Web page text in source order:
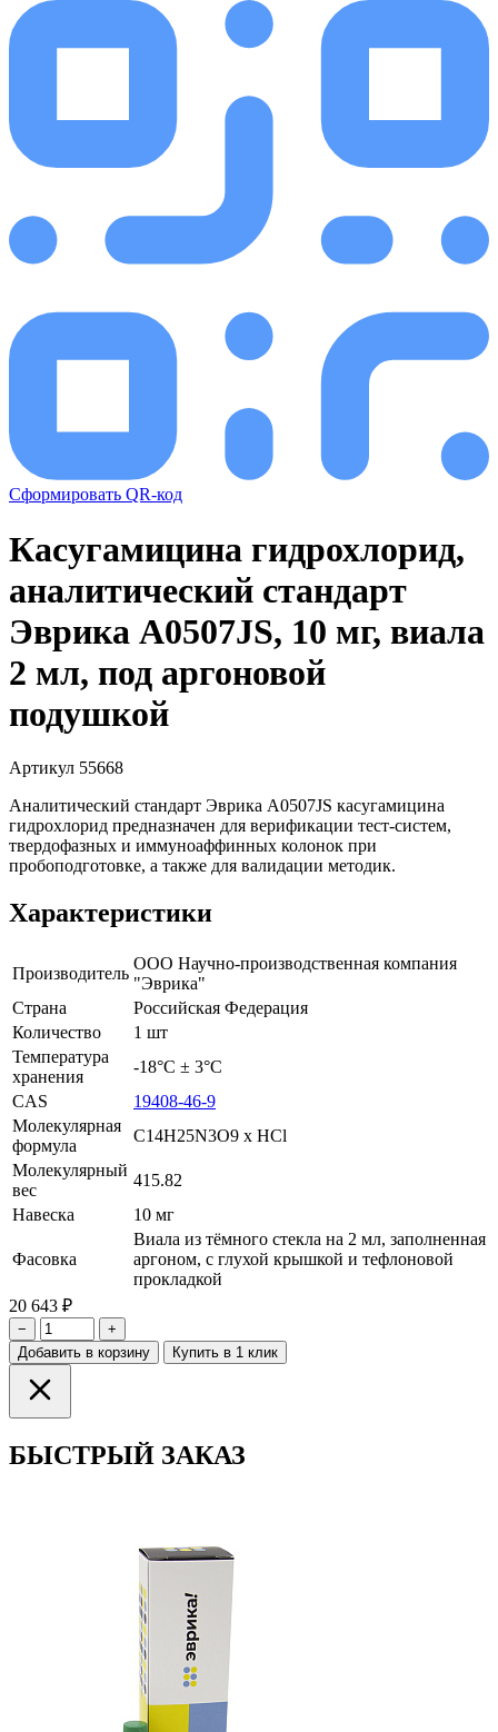
Сформировать QR-код
Касугамицина гидрохлорид,
аналитический стандарт
Эврика A0507JS, 10 мг, виала
2 мл, под аргоновой
подушкой
Артикул 55668
Аналитический стандарт Эврика A0507JS касугамицина
гидрохлорид предназначен для верификации тест-систем,
твердофазных и иммуноаффинных колонок при
пробоподготовке, а также для валидации методик.
Характеристики
Производитель
ООО Научно-производственная компания
"Эврика"
Страна
Российская Федерация
Количество
1 шт
Температура
хранения
-18°С ± 3°С
CAS
19408-46-9
Молекулярная
формула
C14H25N3O9 x HCl
Молекулярный
вес
415.82
Навеска
10 мг
Фасовка
Виала из тёмного стекла на 2 мл, заполненная
аргоном, с глухой крышкой и тефлоновой
прокладкой
20 643 ₽
−
+
Добавить в корзину
Купить в 1 клик
БЫСТРЫЙ ЗАКАЗ